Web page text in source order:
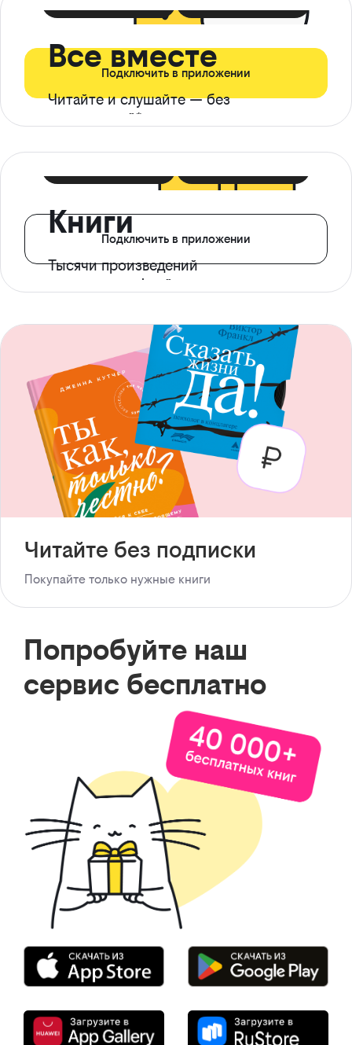
Все вместе
Читайте и слушайте — без
ограничений*
Подключить в приложении
Книги
Тысячи произведений
с доступом офлайн
Подключить в приложении
Читайте без подписки
Покупайте только нужные книги
Попробуйте наш
сервис бесплатно